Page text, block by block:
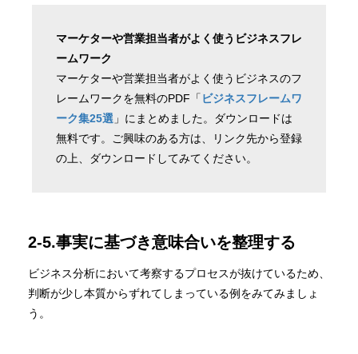
マーケターや営業担当者がよく使うビジネスフレ
ームワーク
マーケターや営業担当者がよく使うビジネスのフ
レームワークを無料のPDF「 ビジネスフレームワ
ーク集25選 」にまとめました。ダウンロードは
無料です。ご興味のある方は、リンク先から登録
の上、ダウンロードしてみてください。
2-5.事実に基づき意味合いを整理する
ビジネス分析において考察するプロセスが抜けているため、
判断が少し本質からずれてしまっている例をみてみましょ
う。